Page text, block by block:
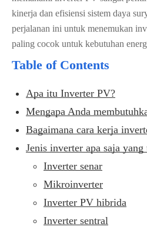
kinerja dan efisiensi sistem daya
perjalanan ini untuk menemukan
paling cocok untuk kebutuhan
Table of Contents
Apa itu Inverter PV?
Mengapa Anda
Bagaimana cara kerja
Jenis inverter apa saja
Inverter senar
Mikroinverter
Inverter PV hibrida
Inverter sentral